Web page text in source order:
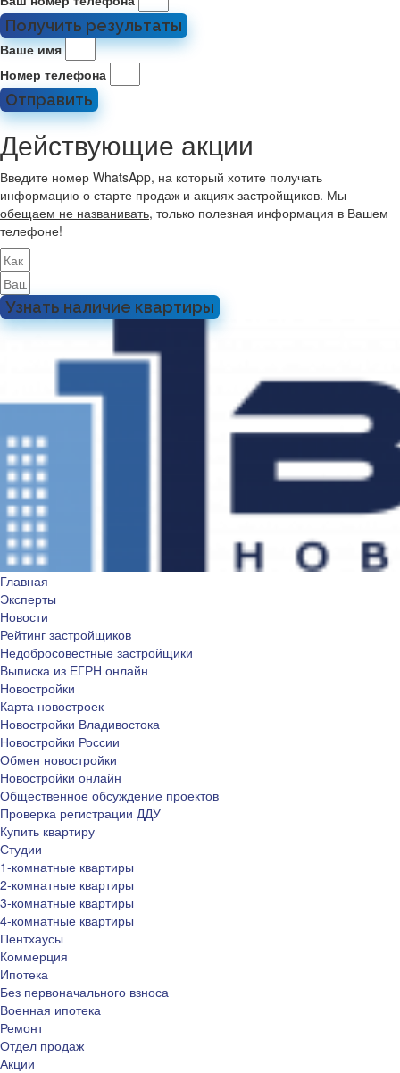
Получить результаты
Ваше имя
Номер телефона
Отправить
Действующие акции
Введите номер WhatsApp, на который хотите получать
информацию о старте продаж и акциях застройщиков. Мы
обещаем не названивать, только полезная информация в Вашем
телефоне!
Узнать наличие квартиры
Главная
Эксперты
Новости
Рейтинг застройщиков
Недобросовестные застройщики
Выписка из ЕГРН онлайн
Новостройки
Карта новостроек
Новостройки Владивостока
Новостройки России
Обмен новостройки
Новостройки онлайн
Общественное обсуждение проектов
Проверка регистрации ДДУ
Купить квартиру
Студии
1-комнатные квартиры
2-комнатные квартиры
3-комнатные квартиры
4-комнатные квартиры
Пентхаусы
Коммерция
Ипотека
Без первоначального взноса
Военная ипотека
Ремонт
Отдел продаж
Акции